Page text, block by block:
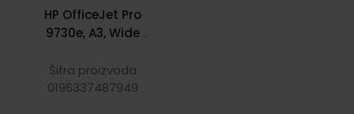
HP OfficeJet Pro
9730e, A3, Wide
Print/Copy/Scan,
22str/min,
Šifra proizvoda
0196337487949